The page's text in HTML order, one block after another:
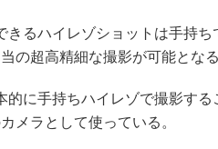
きるハイレゾショットは手持
の超高精細な撮影が可能となる
的に手持ちハイレゾで撮影す
メラとして使っている。